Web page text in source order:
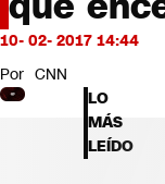
CNN Data
CNN tiempo
Futuro 360
Opinión
10- 02- 2017 14:44
Por CNN
LO
MÁS
LEÍDO